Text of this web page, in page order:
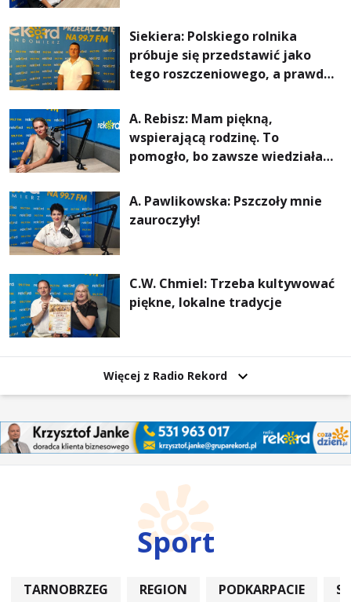
rachunki za energię, lepszy
komfort życia i... czystsze
powietrze
Siekiera: Polskiego rolnika
próbuje się przedstawić jako
tego roszczeniowego, a prawda
A. Rebisz: Mam piękną,
wspierającą rodzinę. To
pomogło, bo zawsze wiedziałam,
najważniejsza
A. Pawlikowska: Pszczoły mnie
zauroczyły!
C.W. Chmiel: Trzeba kultywować
piękne, lokalne tradycje
Więcej z Radio Rekord
Sport
TARNOBRZEG REGION PODKARPACIE